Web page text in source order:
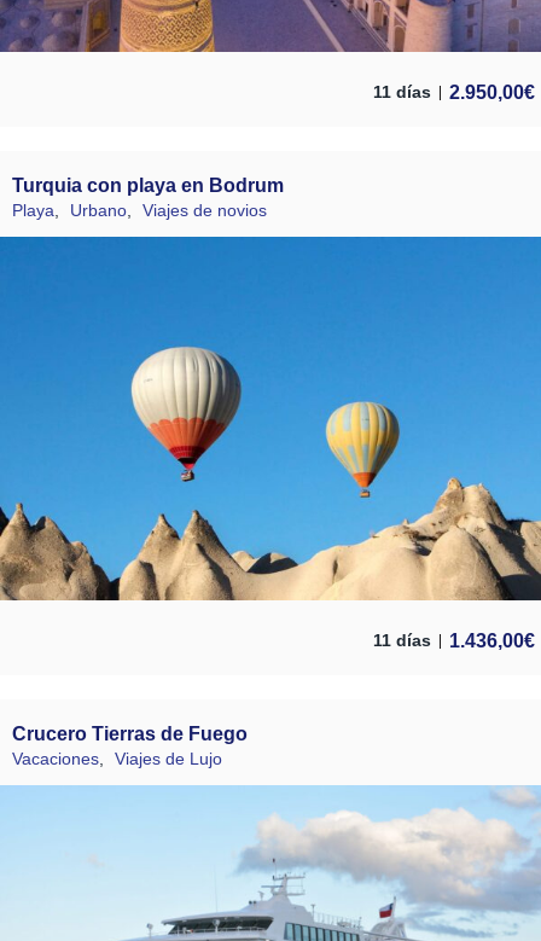
11 días 2.950,00€
Turquia con playa en Bodrum
Playa Urbano Viajes de novios
11 días 1.436,00€
Crucero Tierras de Fuego
Vacaciones Viajes de Lujo